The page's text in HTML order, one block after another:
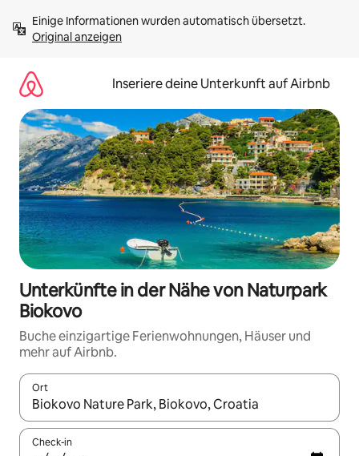
Inhalten
springenOriginal anzeigen
Inseriere deine Unterkunft auf Airbnb
Unterkünfte in der Nähe von Naturpark
Biokovo
Buche einzigartige Ferienwohnungen, Häuser und
mehr auf Airbnb.
Ort
Wenn Ergebnisse verfügbar sind, navigiere mit den
Check-in